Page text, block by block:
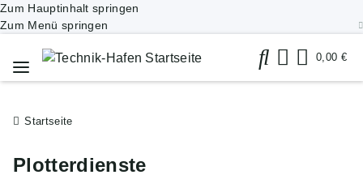
Zum Hauptinhalt springen
Zum Menü springen
0,00 €
Startseite
Plotterdienste